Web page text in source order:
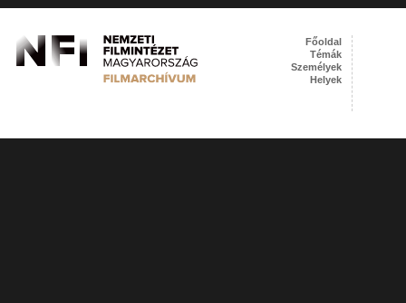
Főoldal
Témák
Személyek
Helyek